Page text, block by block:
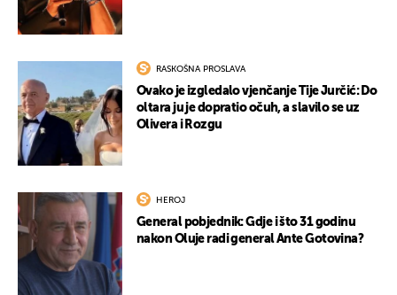
RASKOŠNA PROSLAVA
Ovako je izgledalo vjenčanje Tije Jurčić: Do
oltara ju je dopratio očuh, a slavilo se uz
Olivera i Rozgu
HEROJ
General pobjednik: Gdje i što 31 godinu
nakon Oluje radi general Ante Gotovina?